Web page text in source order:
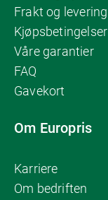
Frakt og levering
Kjøpsbetingelser
Våre garantier
FAQ
Gavekort
Om Europris
Karriere
Om bedriften